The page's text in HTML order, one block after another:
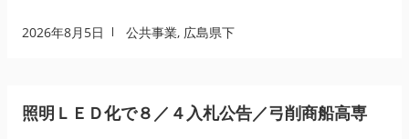
2026年8月5日 公共事業, 広島県下
照明ＬＥＤ化で８／４入札公告／弓削商船高専